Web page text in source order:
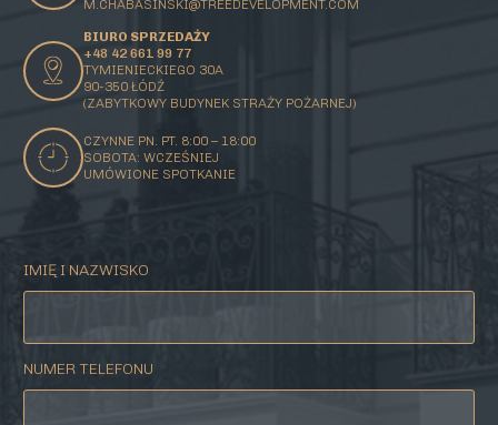
M.CHABASINSKI@TREEDEVELOPMENT.COM
BIURO SPRZEDAŻY
+48 42 661 99 77
TYMIENIECKIEGO 30A
90-350 ŁÓDŹ
(ZABYTKOWY BUDYNEK STRAŻY POŻARNEJ)
CZYNNE PN. PT. 8:00 – 18:00
SOBOTA: WCZEŚNIEJ
UMÓWIONE SPOTKANIE
IMIĘ I NAZWISKO
NUMER TELEFONU